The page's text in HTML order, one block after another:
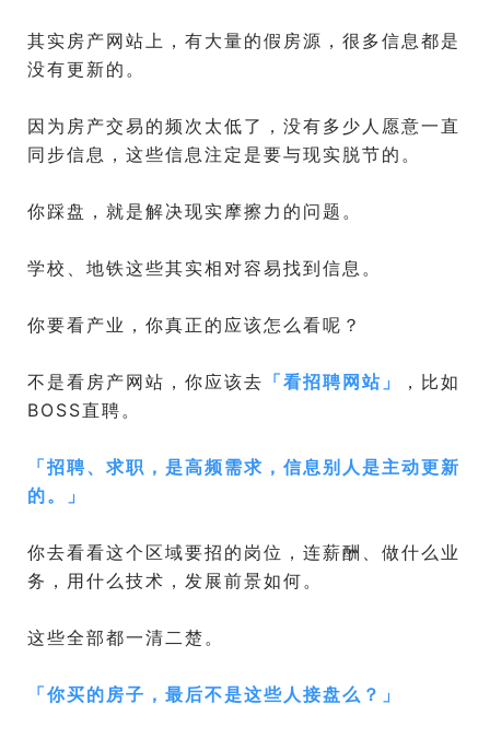
其实房产网站上，有大量的假房源，很多信息都是
没有更新的。
因为房产交易的频次太低了，没有多少人愿意一直
同步信息，这些信息注定是要与现实脱节的。
你踩盘，就是解决现实摩擦力的问题。
学校、地铁这些其实相对容易找到信息。
你要看产业，你真正的应该怎么看呢？
不是看房产网站，你应该去 「看招聘网站 」
，比如
BOSS直聘。
「招聘、求职，是高频需求，信息别人是主动更新
的。
」
你去看看这个区域要招的岗位，连薪酬、做什么业
务，用什么技术，发展前景如何。
这些全部都一清二楚。
「你买的房子，最后不是这些人接盘么？ 」